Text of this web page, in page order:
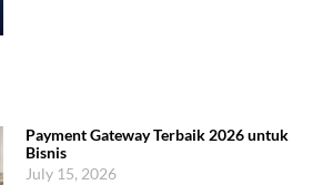
Payment Gateway Terbaik 2026 untuk
Bisnis
July 15, 2026